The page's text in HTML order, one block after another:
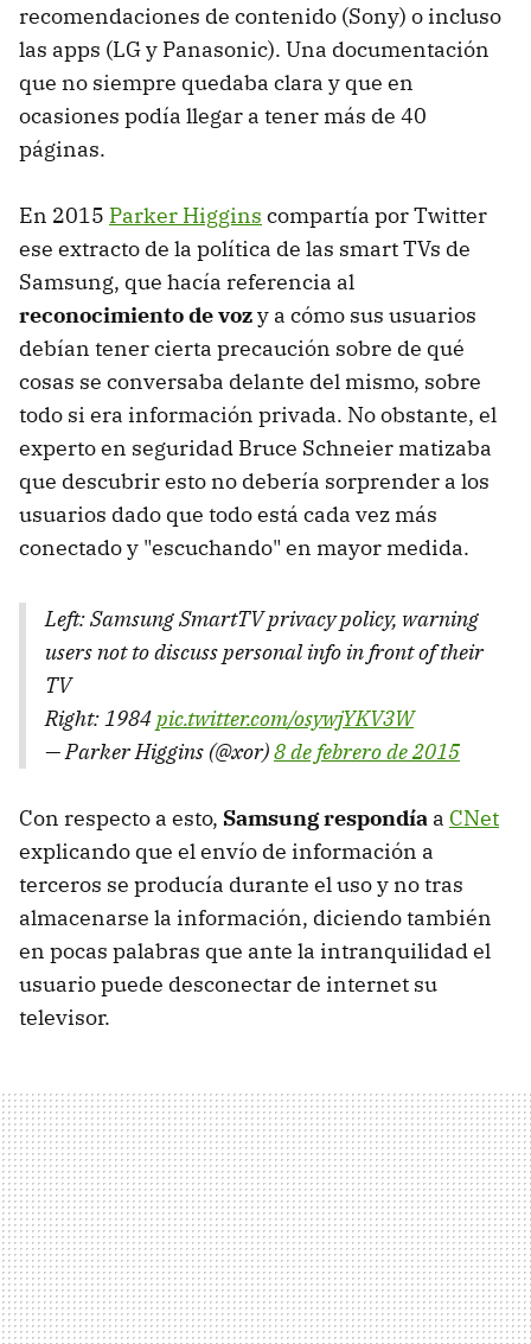
recomendaciones de contenido (Sony) o incluso
las apps (LG y Panasonic). Una documentación
que no siempre quedaba clara y que en
ocasiones podía llegar a tener más de 40
páginas.
En 2015 Parker Higgins compartía por Twitter
ese extracto de la política de las smart TVs de
Samsung, que hacía referencia al
reconocimiento de vozy a cómo sus usuarios
debían tener cierta precaución sobre de qué
cosas se conversaba delante del mismo, sobre
todo si era información privada. No obstante, el
experto en seguridad Bruce Schneier matizaba
que descubrir esto no debería sorprender a los
usuarios dado que todo está cada vez más
conectado y "escuchando" en mayor medida.
Left: Samsung SmartTV privacy policy, warning
users not to discuss personal info in front of their
TV
Right: 1984pic.twitter.com/osywjYKV3W
— Parker Higgins (@xor)8 de febrero de 2015
Con respecto a esto, Samsung respondía a CNet
explicando que el envío de información a
terceros se producía durante el uso y no tras
almacenarse la información, diciendo también
en pocas palabras que ante la intranquilidad el
usuario puede desconectar de internet su
televisor.